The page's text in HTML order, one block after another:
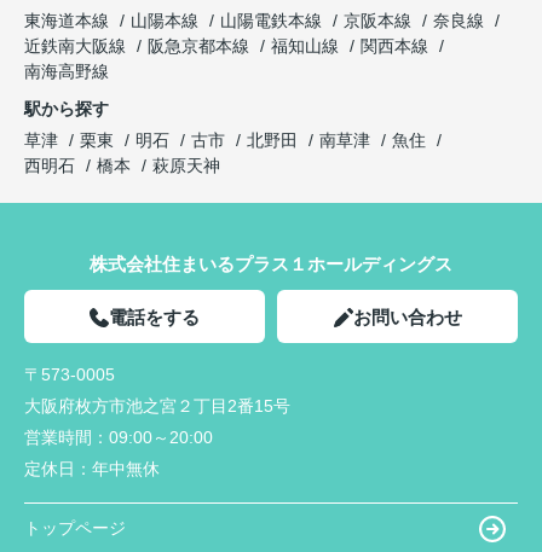
東海道本線
山陽本線 山陽電鉄本線 京阪本線
奈良線
近鉄南大阪線
阪急京都本線 福知山線
関西本線
南海高野線
駅から探す
草津
栗東 明石 古市 北野田 南草津
魚住
西明石
橋本 萩原天神
株式会社住まいるプラス１ホールディングス
電話をする お問い合わせ
〒573-0005
大阪府枚方市池之宮２丁目2番15号
営業時間： 09:00～20:00
定休日： 年中無休
トップページ